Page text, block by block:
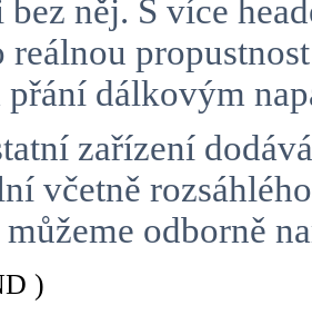
něj. S více
reálnou
přání dálkovým
zařízení
včetně
odborně
)